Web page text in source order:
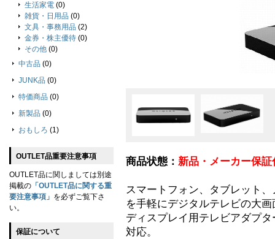
商品状態： 新品・メーカー保証
スマートフォン、タブレット
を手軽にデジタルテレビの大
ディスプレイ用テレビアダプ
対応。
生活家電 (0)
雑貨・日用品 (0)
文具・事務用品 (2)
金券・株主優待 (0)
その他 (0)
中古品 (0)
JUNK品 (0)
特価商品 (0)
新製品 (0)
おもしろ (1)
OUTLET品重要注意事項
OUTLET品に関しましては別途
掲載の 「OUTLET品に関する重
要注意事項」 を必ずご覧下さ
い。
保証について